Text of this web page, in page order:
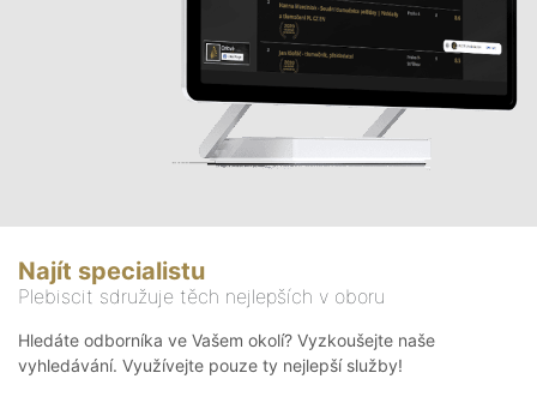
Najít specialistu
Plebiscit sdružuje těch nejlepších v oboru
Hledáte odborníka ve Vašem okolí? Vyzkoušejte naše
vyhledávání. Využívejte pouze ty nejlepší služby!